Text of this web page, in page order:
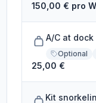
150,00 € pro
A/C at
Optional
25,00 €
Kit